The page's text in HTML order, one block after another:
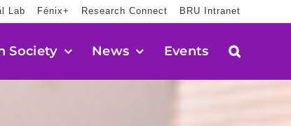
Lab Fénix+ Research Connect BRU Intranet
Society News Events